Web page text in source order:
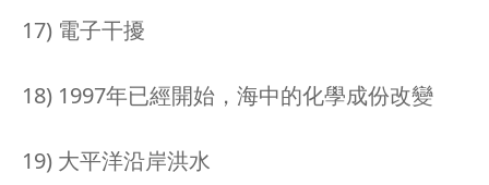
17) 電子干擾
18) 1997年已經開始，海中的化學成份改變
19) 大平洋沿岸洪水